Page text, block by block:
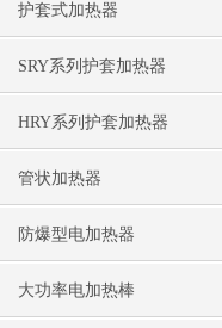
护套式加热器
SRY系列护套加热器
HRY系列护套加热器
管状加热器
防爆型电加热器
大功率电加热棒